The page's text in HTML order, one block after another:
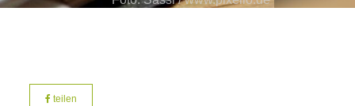
teilen